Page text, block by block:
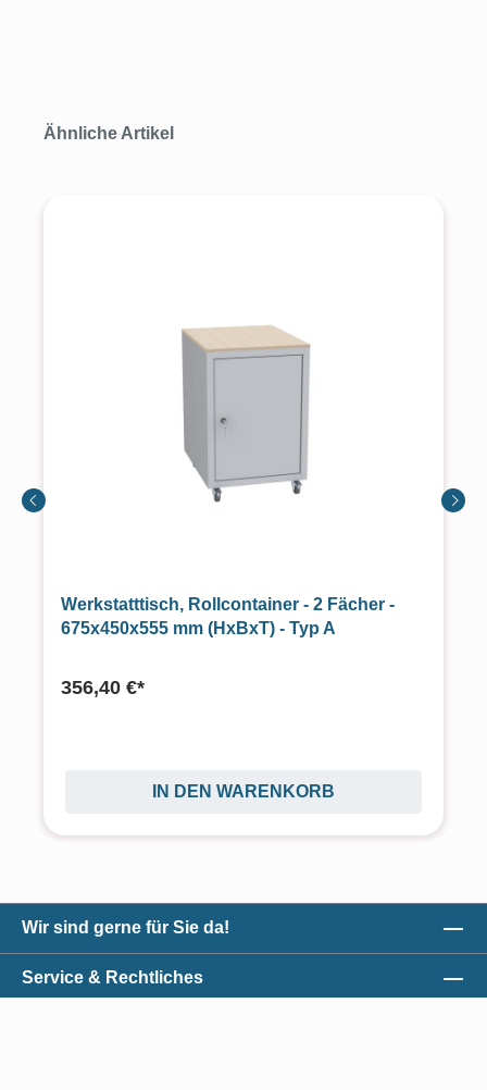
Produktgalerie überspringen
Ähnliche Artikel
Werkstatttisch, Rollcontainer - 2 Fächer -
675x450x555 mm (HxBxT) - Typ A
356,40 €*
IN DEN WARENKORB
Wir sind gerne für Sie da!
Service & Rechtliches